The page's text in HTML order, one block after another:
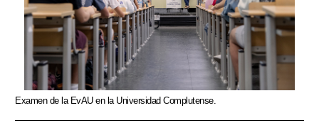
Examen de la EvAU en la Universidad Complutense.